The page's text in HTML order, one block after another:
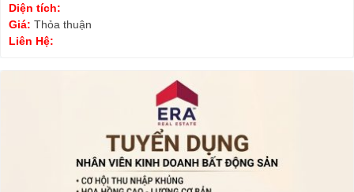
Diện tích:
Giá: Thỏa thuận
Liên Hệ: